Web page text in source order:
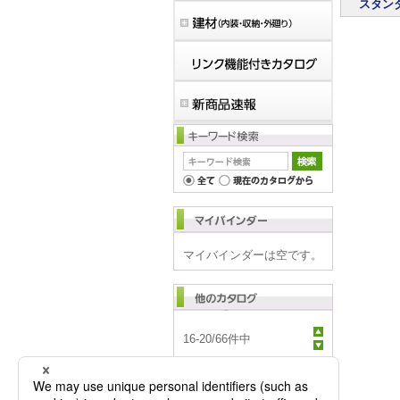
スタン
マイバインダーは空です。
16-20/66件中
トランス商品カタ
ログ【改訂価格